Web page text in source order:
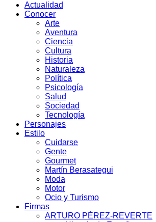
Actualidad
Conocer
Arte
Aventura
Ciencia
Cultura
Historia
Naturaleza
Política
Psicología
Salud
Sociedad
Tecnología
Personajes
Estilo
Cuidarse
Gente
Gourmet
Martín Berasategui
Moda
Motor
Ocio y Turismo
Firmas
ARTURO PÉREZ-REVERTE